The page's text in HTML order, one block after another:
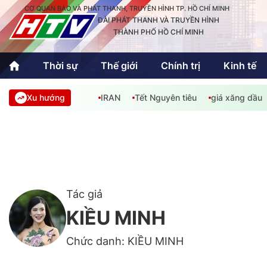
CƠ QUAN BÁO VÀ PHÁT THANH, TRUYỀN HÌNH TP. HỒ CHÍ MINH
ĐÀI PHÁT THANH VÀ TRUYỀN HÌNH
THÀNH PHỐ HỒ CHÍ MINH
Thời sự Thế giới Chính trị Kinh tế
Thời sự
Thể thao
Văn hóa -
An Sinh
Kinh doanh Công nghệ
Xu hướng IRAN Tết Nguyên tiêu giá xăng dầu
Tác giả
KIỀU MINH
Chức danh: KIỀU MINH